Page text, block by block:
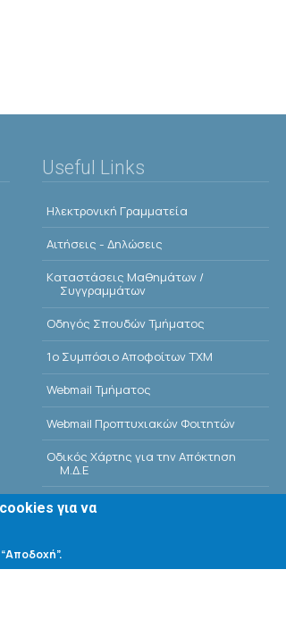
Useful Links
Ηλεκτρονική Γραμματεία
Αιτήσεις - Δηλώσεις
Kαταστάσεις Μαθημάτων /
Συγγραμμάτων
Οδηγός Σπουδών Τμήματος
1o Συμπόσιο Αποφοίτων ΤΧΜ
Webmail Τμήματος
Webmail Προπτυχιακών Φοιτητών
Οδικός Χάρτης για την Απόκτηση
Μ.Δ.Ε
Οδικός Χάρτης για την Απόκτηση Δ.Δ.
Αίθουσες Σεμιναρίων - Πρόγραμμα
για να